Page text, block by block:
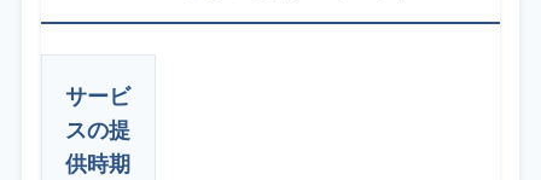
サービ
スの提
供時期